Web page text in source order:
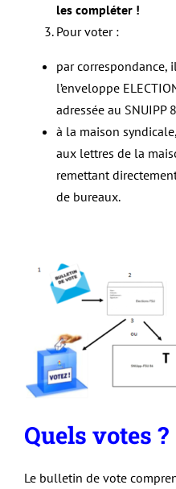
les compléter !
Pour voter :
par correspondance,
l’enveloppe
adressée au SNUIPP
à la maison
aux lettres de la
remettant
de bureaux.
Quels votes ?
Le bulletin de vote